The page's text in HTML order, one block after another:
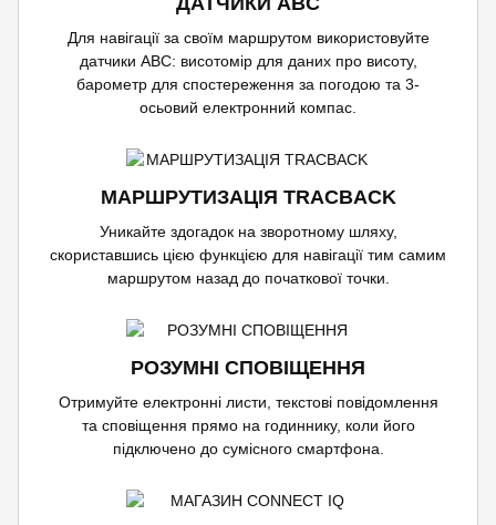
Для навігації за своїм маршрутом використовуйте
датчики ABC: висотомір для даних про висоту,
барометр для спостереження за погодою та 3-
осьовий електронний компас.
МАРШРУТИЗАЦІЯ TRACBACK
Уникайте здогадок на зворотному шляху,
скориставшись цією функцією для навігації тим самим
маршрутом назад до початкової точки.
РОЗУМНІ СПОВІЩЕННЯ
Отримуйте електронні листи, текстові повідомлення
та сповіщення прямо на годиннику, коли його
підключено до сумісного смартфона.